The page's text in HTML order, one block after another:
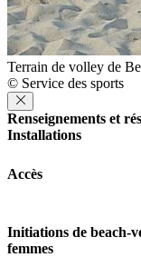
Terrain de volley de
© Service des sports
Renseignements et
Installations
Accès
Initiations de beach-
femmes